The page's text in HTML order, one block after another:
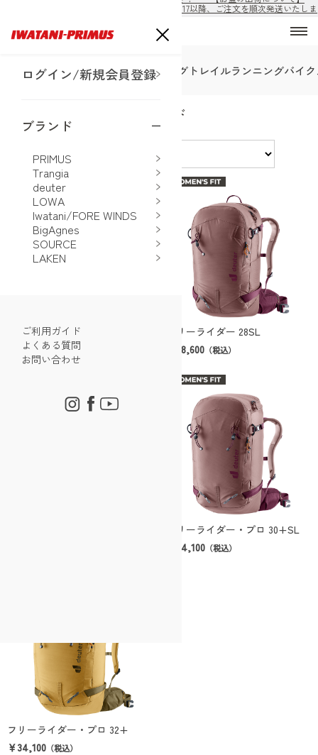
8/10から8/16の期間は出荷休止となります。8/17以降、ご注文を順次発送いたしま
ログイン/新規会員登録
ブランド
PRIMUS
Trangia
deuter
LOWA
Iwatani/FORE WINDS
BigAgnes
SOURCE
LAKEN
ご利用ガイド
よくある質問
お問い合わせ
deuter スキー・スノーボード
並べ替え
フリーライダー 24
￥26,400（税込）
フリーライダー 28SL
￥28,600 （税込）
フリーライダー・プロ 30+SL
￥34,100 （税込）
フリーライダー・プロ 32+
￥34,100 （税込）
SALE トレッキングハイキング トレイルランニングバイク